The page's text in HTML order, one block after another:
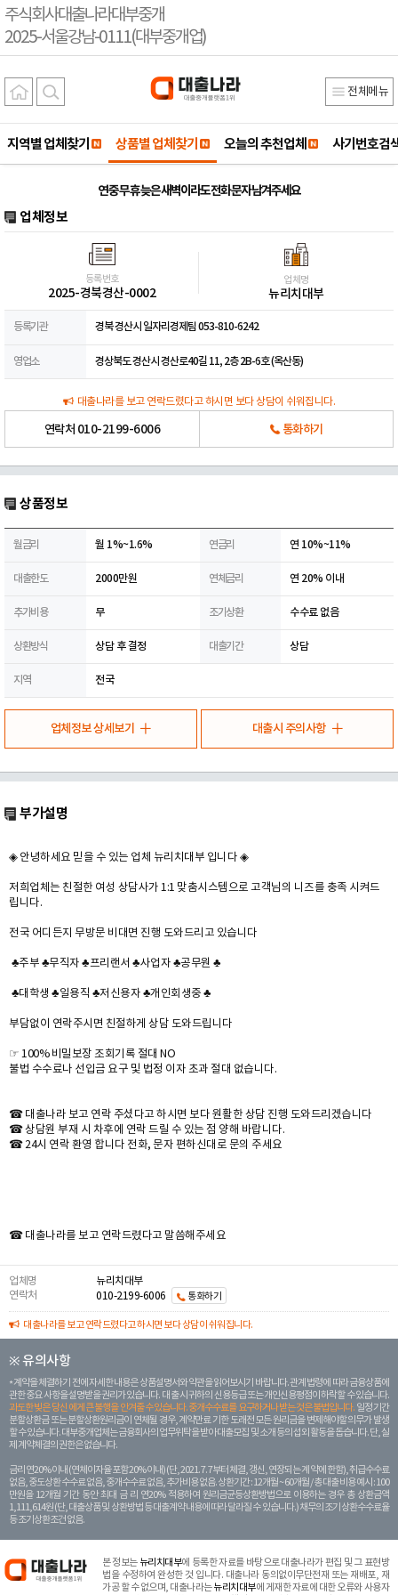
주식회사대출나라대부중개
2025-서울강남-0111(대부중개업)
전체메뉴
지역별 업체찾기 상품별 업체찾기 오늘의 추천업체 사기번호검
연 중 무 휴 늦은 새벽이라도 전화 문자 남겨주세요
업체정보
등록번호
2025-경북경산-0002
업체명
뉴리치대부
등록기관 경북 경산시 일자리경제팀 053-810-6242
영업소 경상북도 경산시 경산로40길 11, 2층 2B-6호 (옥산동)
대출나라를 보고 연락드렸다고 하시면 보다 상담이 쉬워집니다.
연락처 010-2199-6006 통화하기
상품정보
월금리 월 1%~1.6% 연금리 연 10%~11%
대출한도 2000만원 연체금리 연 20% 이내
추가비용 무 조기상환 수수료 없음
상환방식 상담 후 결정 대출기간 상담
지역 전국
업체정보 상세보기 대출시 주의사항
부가설명
◈ 안녕하세요 믿을 수 있는 업체 뉴리치대부 입니다 ◈
저희업체는 친절한 여성 상담사가 1:1 맞춤시스템으로 고객님의 니즈를 충족 시켜드
립니다.
전국 어디든지 무방문 비대면 진행 도와드리고 있습니다
♣주부 ♣무직자 ♣프리랜서 ♣사업자 ♣공무원 ♣
♣대학생 ♣일용직 ♣저신용자 ♣개인회생중 ♣
부담없이 연락주시면 친절하게 상담 도와드립니다
☞ 100% 비밀보장 조회기록 절대 NO
불법 수수료나 선입금 요구 및 법정 이자 초과 절대 없습니다.
☎ 대출나라 보고 연락 주셨다고 하시면 보다 원활한 상담 진행 도와드리겠습니다
☎ 상담원 부재 시 차후에 연락 드릴 수 있는 점 양해 바랍니다.
☎ 24시 연락 환영 합니다 전화, 문자 편하신대로 문의 주세요
☎ 대출나라를 보고 연락드렸다고 말씀해주세요
업체명
뉴리치대부
연락처
010-2199-6006 통화하기
대출나라를 보고 연락드렸다고 하시면 보다 상담이 쉬워집니다.
※ 유의사항
계약을 체결하기 전에 자세한 내용은 상품설명서와 약관을 읽어보시기 바랍니다. 관계 법령에 따라 금융상품에
관한 중요 사항을 설명받을 권리가 있습니다. 대 출 시 귀하의 신용등급 또는 개인신용평점이 하락할 수 있습니다.
과도한 빚은 당신 에게 큰 불행을 안겨줄 수 있습니다. 중개수수료를 요구하거나 받는 것은 불법입니다. 일정 기간
분할상환금 또는 분할상환원리금이 연체될 경우, 계약만료 기한 도래전 모든 원리금을 변제해야할 의무가 발생
할 수 있습니다. 대부중개업체는 금융회사의 업무위탁을 받아 대출모집 및 소개 등의 섭외 활동을 돕습니다. 단, 실
제 계약체결의 권한은 없습니다.
금리 연20% 이내 (연체이자율 포함 20% 이내) (단, 2021. 7. 7부터 체결, 갱신, 연장되는 계 약에 한함), 취급수수료
없음, 중도상환 수수료 없음, 중개수수료 없음, 추가비용 없음. 상환기간 : 12개월 ~ 60개월 / 총 대출 비용 예시 : 100
만원을 12개월 기간 동안 최대 금 리 연20% 적용하여 원리금균등상환방법으로 이용하는 경우 총 상환금액
1,111,614원 (단, 대출상품 및 상환방법 등 대출계약 내용에 따라 달라질 수 있습니다.) 채무의 조기 상환수수료율
등 조기상환조건 없음.
본 정보는 뉴리치대부에 등록한 자료를 바탕으로 대출나라가 편집 및 그 표현방
법을 수정하여 완성한 것 입니다. 대출나라 동의없이무단전재 또는 재배포, 재
가공 할 수 없으며, 대출나라는뉴리치대부에 게재한 자료에 대한 오류와 사용자